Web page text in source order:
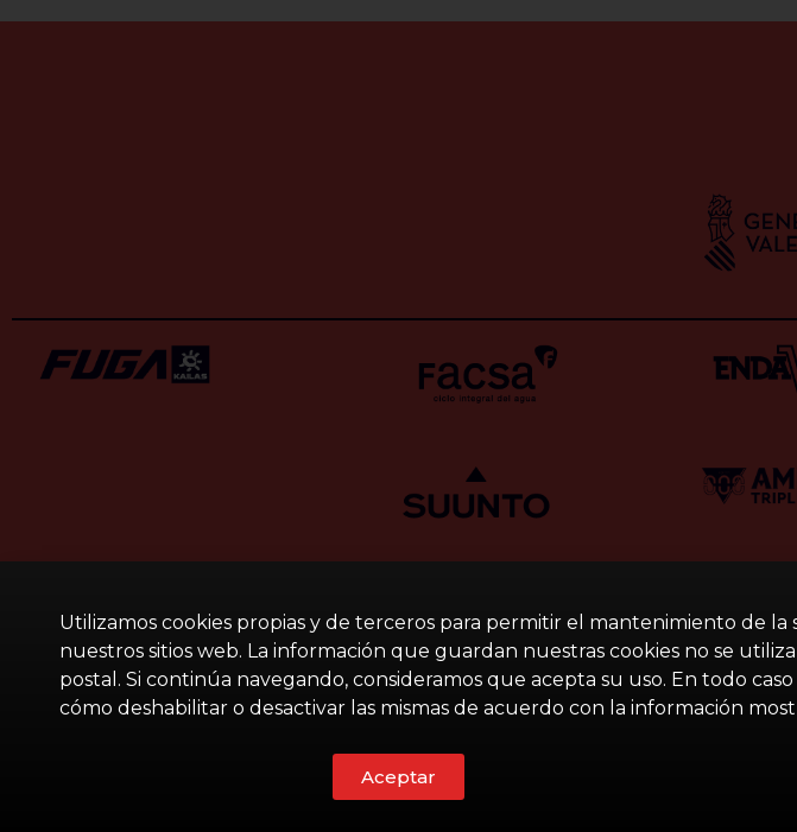
Utilizamos cookies propias y de terceros para permitir el mantenimiento de
nuestros sitios web. La información que guardan nuestras cookies no se
postal. Si continúa navegando, consideramos que acepta su uso. En todo
cómo deshabilitar o desactivar las mismas de acuerdo con la información
Aceptar